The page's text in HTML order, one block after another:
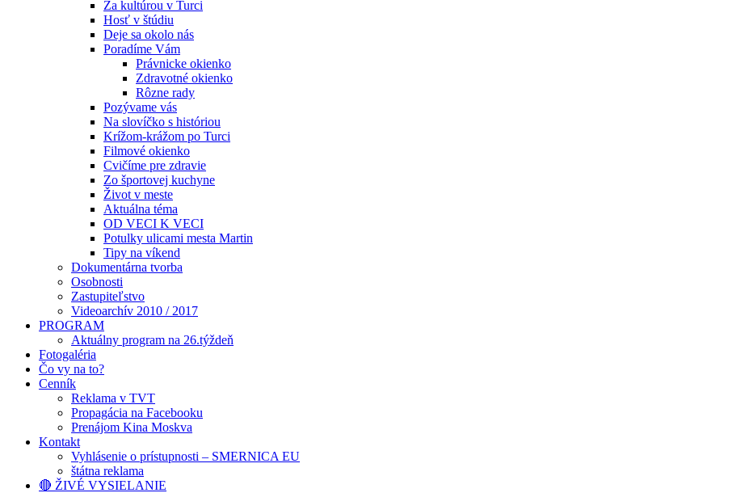
Za kultúrou v Turci
Hosť v štúdiu
Deje sa okolo nás
Poradíme Vám
Právnicke okienko
Zdravotné okienko
Rôzne rady
Pozývame vás
Na slovíčko s históriou
Krížom-krážom po Turci
Filmové okienko
Cvičíme pre zdravie
Zo športovej kuchyne
Život v meste
Aktuálna téma
OD VECI K VECI
Potulky ulicami mesta Martin
Tipy na víkend
Dokumentárna tvorba
Osobnosti
Zastupiteľstvo
Videoarchív 2010 / 2017
PROGRAM
Aktuálny program na 26.týždeň
Fotogaléria
Čo vy na to?
Cenník
Reklama v TVT
Propagácia na Facebooku
Prenájom Kina Moskva
Kontakt
Vyhlásenie o prístupnosti – SMERNICA EU
štátna reklama
🔴 ŽIVÉ VYSIELANIE